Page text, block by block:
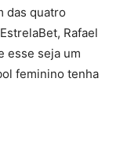
das quatro
Rafael
esse seja um
feminino tenha